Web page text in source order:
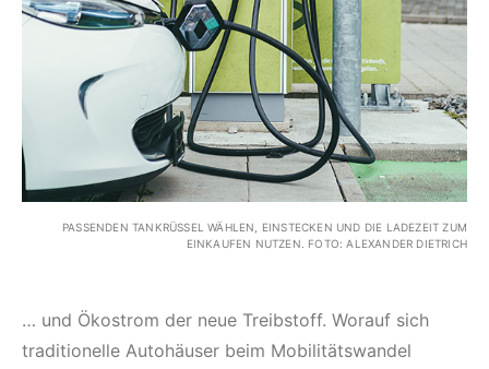
PASSENDEN TANKRÜSSEL WÄHLEN, EINSTECKEN UND DIE LADEZEIT ZUM
EINKAUFEN NUTZEN. FOTO: ALEXANDER DIETRICH
… und Ökostrom der neue Treibstoff. Worauf sich
traditionelle Autohäuser beim Mobilitätswandel